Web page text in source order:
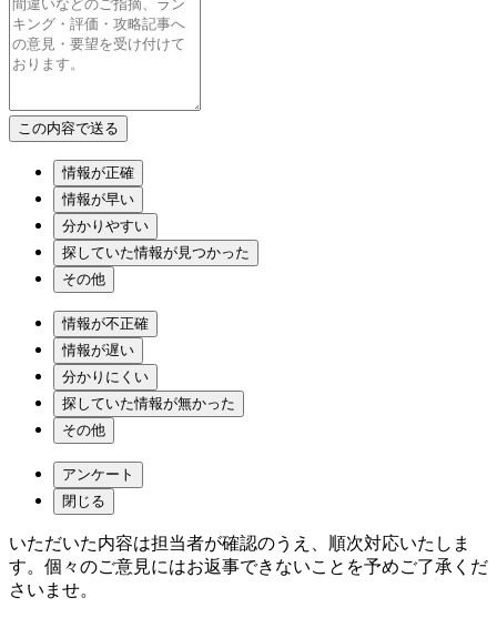
情報が正確
情報が早い
分かりやすい
探していた情報が見つかった
その他
情報が不正確
情報が遅い
分かりにくい
探していた情報が無かった
その他
アンケート
閉じる
いただいた内容は担当者が確認のうえ、順次対応いたしま
す。個々のご意見にはお返事できないことを予めご了承くだ
さいませ。